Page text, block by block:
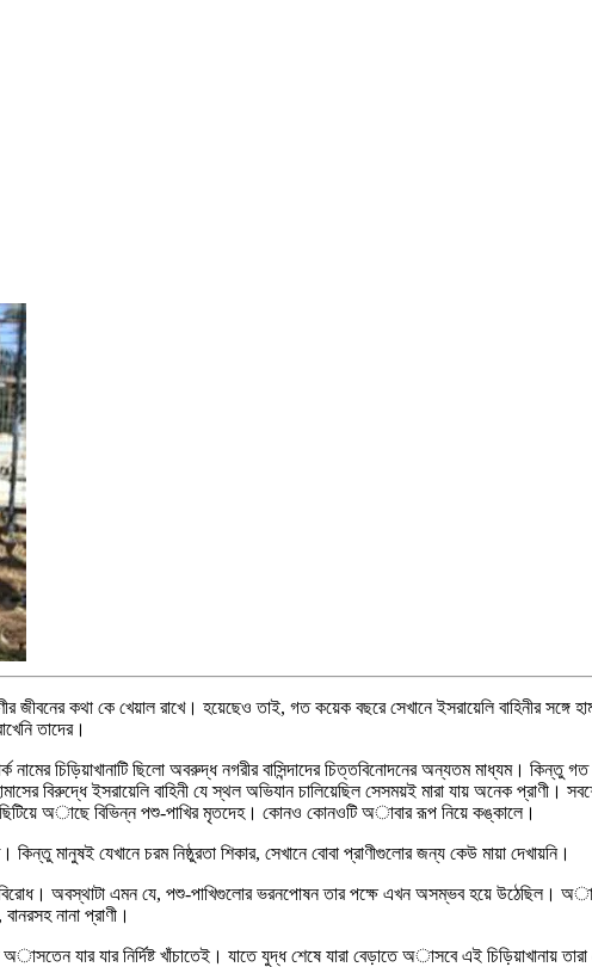
কথা কে খেয়াল রাখে। হয়েছেও তাই, গত কয়েক বছরে সেখানে ইসরায়েলি বাহিনীর সঙ্গে
তাদের।
চিড়িয়াখানাটি ছিলো অবরুদ্ধ নগরীর বাসিন্দাদের চিত্তবিনোদনের অন্যতম মাধ্যম। কিন্তু গত
বিরুদ্ধে ইসরায়েলি বাহিনী যে স্থল অভিযান চালিয়েছিল সেসময়ই মারা যায় অনেক
ছিটিয়ে অাছে বিভিন্ন পশু-পাখির মৃতদেহ। কোনও কোনওটি অাবার রূপ নিয়ে কঙ্কালে।
কিন্তু মানুষই যেখানে চরম নিষ্ঠুরতা শিকার, সেখানে বোবা প্রাণীগুলোর জন্য কেউ মায়া দেখায়নি।
অবস্থাটা এমন যে, পশু-পাখিগুলোর ভরনপোষন তার পক্ষে এখন অসম্ভব হয়ে উঠেছিল।
নানা প্রাণী।
যার যার নির্দিষ্ট খাঁচাতেই। যাতে যুদ্ধ শেষে যারা বেড়াতে অাসবে এই চিড়িয়াখানায়